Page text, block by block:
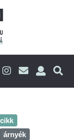
cikk
árnyék